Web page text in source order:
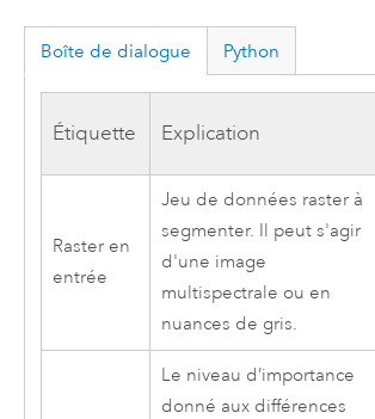
Boîte de dialogue Python
Étiquette Explication
Raster en
entrée
Jeu de données raster à
segmenter. Il peut s'agir
d'une image
multispectrale ou en
nuances de gris.
Le niveau d’importance
donné aux différences